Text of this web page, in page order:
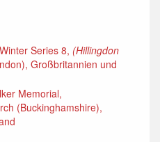
Series 8, (Hillingdon
Großbritannien und
Memorial,
(Buckinghamshire),